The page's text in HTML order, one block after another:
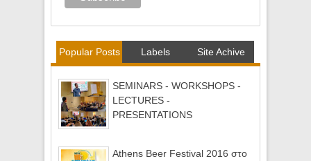
Popular Posts Labels Site Achive
SEMINARS - WORKSHOPS -
LECTURES -
PRESENTATIONS
Athens Beer Festival 2016 στο